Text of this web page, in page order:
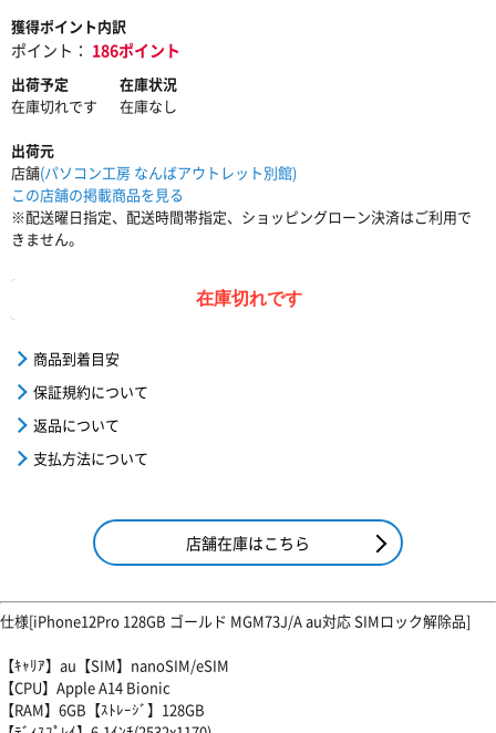
獲得ポイント内訳
ポイント： 186ポイント
出荷予定
在庫切れです
在庫状況
在庫なし
出荷元
店舗(パソコン工房 なんばアウトレット別館)
この店舗の掲載商品を見る
※配送曜日指定、配送時間帯指定、ショッピングローン決済はご利用で
きません。
在庫切れです
商品到着目安
保証規約について
返品について
支払方法について
店舗在庫はこちら
仕様[iPhone12Pro 128GB ゴールド MGM73J/A au対応 SIMロック解除品]
【ｷｬﾘｱ】au【SIM】nanoSIM/eSIM
【CPU】Apple A14 Bionic
【RAM】6GB【ｽﾄﾚｰｼﾞ】128GB